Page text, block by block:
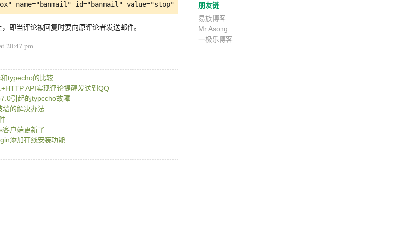
name="banmail" id="banmail" value="stop" />千万别勾我，否则我就不告诉你“伊妹儿”有人踩你。</label>
即当评论被回复时要向原评论者发送邮件。
20:47 pm
typecho的比较
API实现评论提醒发送到QQ
引起的typecho故障
墙的解决办法
客户端更新了
添加在线安装功能
朋友链
易族博客
Mr.Asong
一极乐博客